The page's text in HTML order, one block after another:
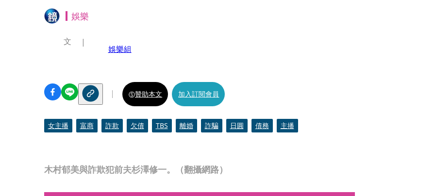
娛樂
木村郁美與詐欺犯前夫杉澤修一。（翻攝網路）
文
娛樂組
贊助本文 加入訂閱會員
女主播 富商 詐欺 欠債 TBS 離婚 詐騙 日圓 債務 主播